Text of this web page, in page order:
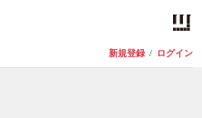
新規登録 / ログイン